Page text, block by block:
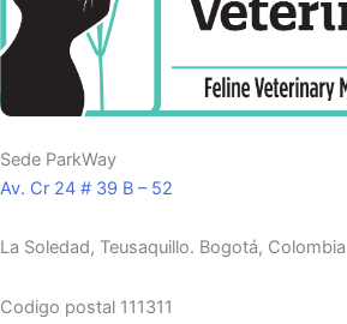
Sede ParkWay
Av. Cr 24 # 39 B – 52
La Soledad, Teusaquillo. Bogotá, Colombia
Codigo postal 111311